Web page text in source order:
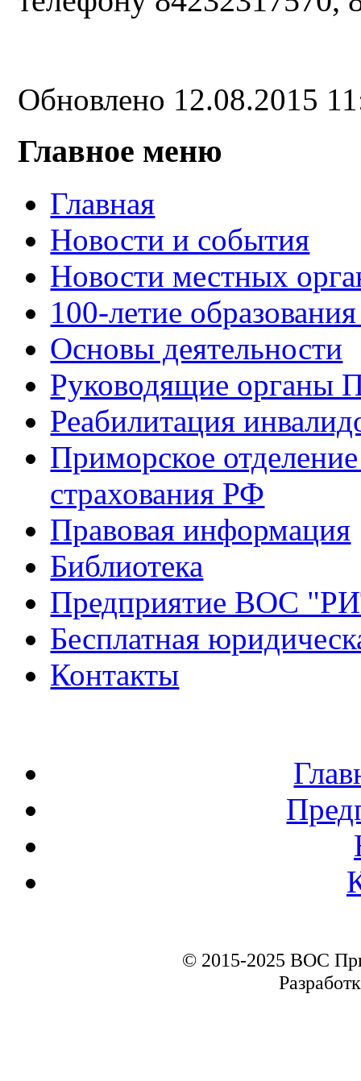
Обновлено 12.08.2015
Главное меню
Главная
Новости и события
Новости местных
100-летие
Основы деятельности
Руководящие органы
Реабилитация
Приморское
страхования РФ
Правовая информация
Библиотека
Предприятие ВОС
Бесплатная
Контакты
© 2015-2025 ВОС